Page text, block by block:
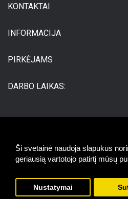
Ši svetainė naudoja slapukus
geriausią vartotojo patirtį mūsų
Nustatymai
KONTAKTAI
INFORMACIJA
PIRKĖJAMS
DARBO LAIKAS:
©Visos teisės